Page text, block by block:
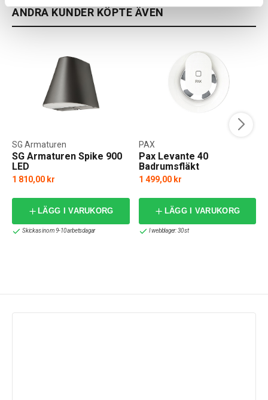
ANDRA KUNDER KÖPTE ÄVEN
SG Armaturen Spike 900
LED
SG Armaturen
1 810,00 kr
LÄGG I VARUKORG
Skickas inom 9-10 arbetsdagar
Pax Levante 40
Badrumsfläkt
PAX
1 499,00 kr
LÄGG I VARUKORG
I webblager: 30 st